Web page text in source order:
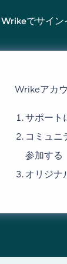
Wrikeでサイン
Wrikeアカ
サポート
コミュニ
参加する
オリジナ
す